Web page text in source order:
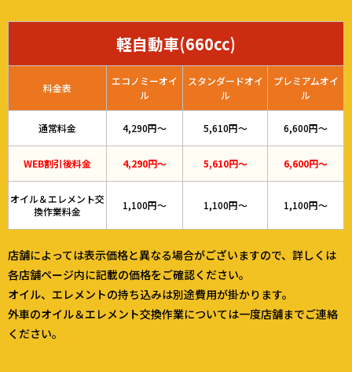
軽自動車(660cc)
料金表
エコノミーオイ
ル
スタンダードオイ
ル
プレミアムオイ
ル
通常料金 4,290円～ 5,610円～ 6,600円～
WEB割引後料金 4,290円～ 5,610円～ 6,600円～
オイル＆エレメント交
換作業料金
1,100円～ 1,100円～ 1,100円～
店舗によっては表示価格と異なる場合がございますので、詳しくは
各店舗ページ内に記載の価格をご確認ください。
オイル、エレメントの持ち込みは別途費用が掛かります。
外車のオイル＆エレメント交換作業については一度店舗までご連絡
ください。